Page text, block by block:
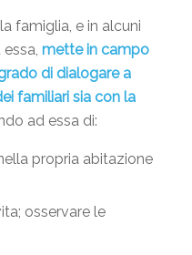
famiglia, e in alcuni
mette in campo
di dialogare a
familiari sia con la
ad essa di:
propria abitazione
osservare le